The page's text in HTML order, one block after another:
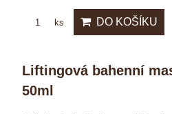
ks DO KOŠÍKU
Liftingová bahenní
50ml